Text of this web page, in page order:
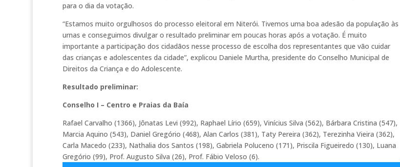
para o dia da votação.
“Estamos muito orgulhosos do processo eleitoral em Niterói. Tivemos uma boa adesão da população às
urnas e conseguimos divulgar o resultado preliminar em poucas horas após a votação. É muito
importante a participação dos cidadãos nesse processo de escolha dos representantes que vão cuidar
das crianças e adolescentes da cidade”, explicou Daniele Murtha, presidente do Conselho Municipal de
Direitos da Criança e do Adolescente.
Resultado preliminar:
Conselho I – Centro e Praias da Baía
Rafael Carvalho (1366), Jônatas Levi (992), Raphael Lírio (659), Vinícius Silva (562), Bárbara Cristina (547),
Marcia Aquino (543), Daniel Gregório (468), Alan Carlos (381), Taty Pereira (362), Terezinha Vieira (362),
Carla Macedo (233), Nathalia dos Santos (198), Gabriela Poluceno (171), Priscila Figueiredo (130), Luana
Gregório (99), Prof. Augusto Silva (26), Prof. Fábio Veloso (6).